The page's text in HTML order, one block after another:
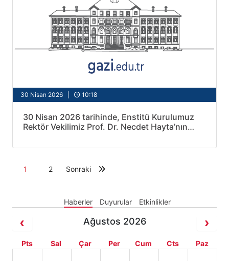
30 Nisan 2026 | 10:18
30 Nisan 2026 tarihinde, Enstitü Kurulumuz
Rektör Vekilimiz Prof. Dr. Necdet Hayta’nın
1 2 Sonraki
Haberler Duyurular Etkinlikler
Ağustos 2026
Pts Sal Çar Per Cum Cts Paz